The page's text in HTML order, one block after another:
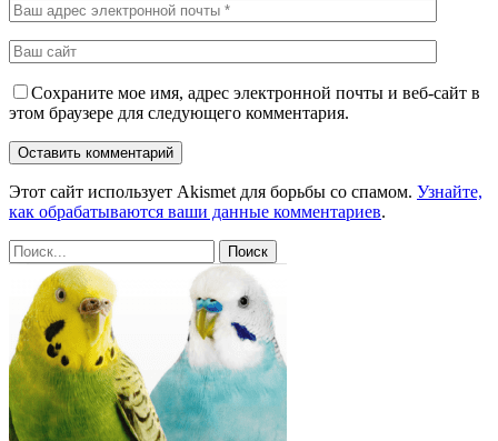
Сохраните мое имя, адрес электронной почты и веб-сайт в
этом браузере для следующего комментария.
Этот сайт использует Akismet для борьбы со спамом. Узнайте,
как обрабатываются ваши данные комментариев.